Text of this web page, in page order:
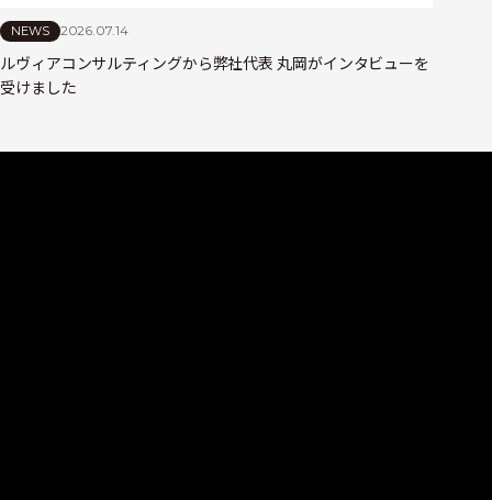
NEWS 2026.07.14
ルヴィアコンサルティングから弊社代表 丸岡がインタビューを
受けました